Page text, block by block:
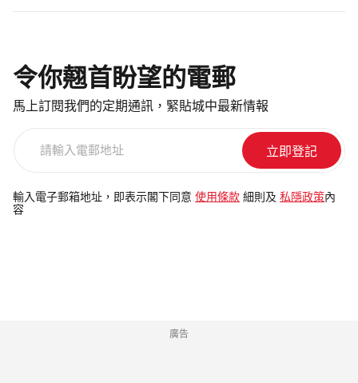
令你翹首盼望的電郵
馬上訂閱我們的定期通訊，緊貼城中最新情報
電
郵
輸入電子郵箱地址，即表示閣下同意 使用條款 細則及 私隱政策 內
容
廣告